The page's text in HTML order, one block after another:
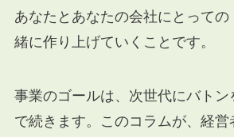
あなたとあなたの会社にとっての
緒に作り上げていくことです。
事業のゴールは、次世代にバトン
で続きます。このコラムが、経営